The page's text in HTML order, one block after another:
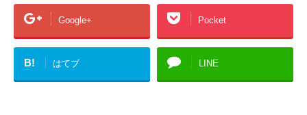
Google+ Pocket
B! はてブ LINE